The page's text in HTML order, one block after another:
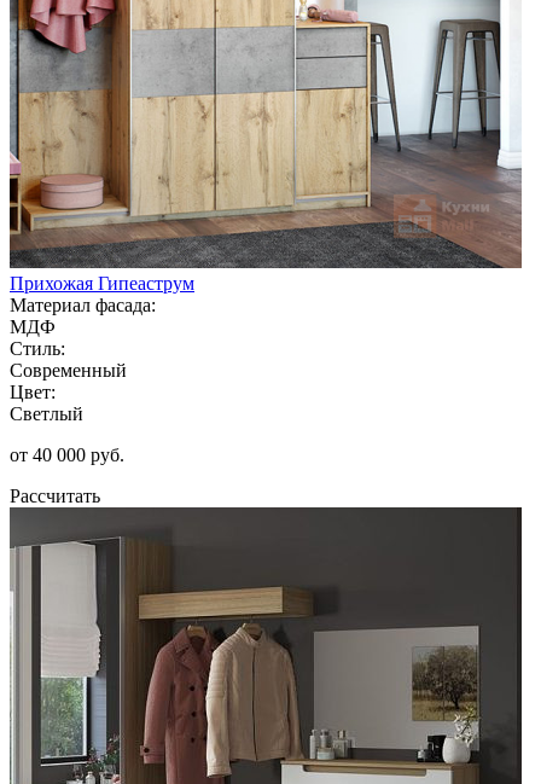
Прихожая Гипеаструм
Материал фасада:
МДФ
Стиль:
Современный
Цвет:
Светлый
от 40 000 руб.
Рассчитать